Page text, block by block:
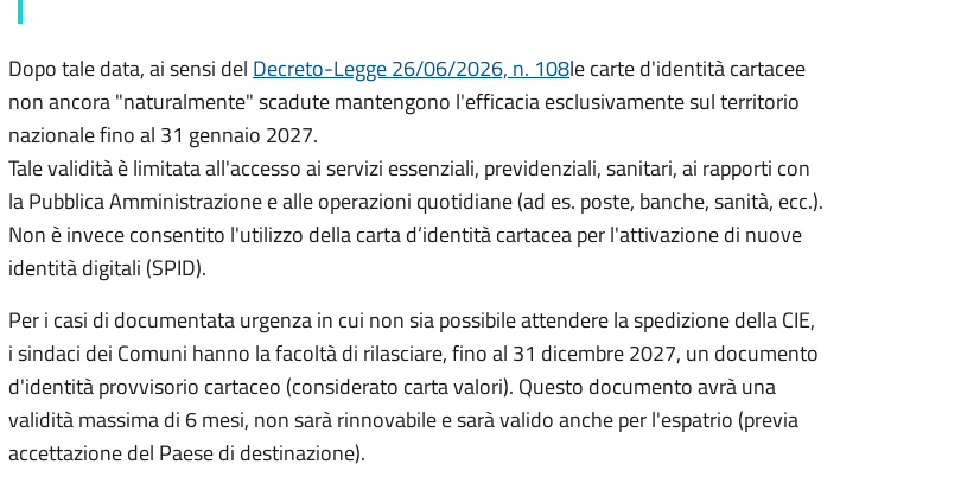
Dopo tale data, ai sensi del Decreto-Legge 26/06/2026, n. 108le carte d'identità cartacee
non ancora "naturalmente" scadute mantengono l'efficacia esclusivamente sul territorio
nazionale fino al 31 gennaio 2027.
Tale validità è limitata all'accesso ai servizi essenziali, previdenziali, sanitari, ai rapporti con
la Pubblica Amministrazione e alle operazioni quotidiane (ad es. poste, banche, sanità, ecc.).
Non è invece consentito l'utilizzo della carta d’identità cartacea per l'attivazione di nuove
identità digitali (SPID).
Per i casi di documentata urgenza in cui non sia possibile attendere la spedizione della CIE,
i sindaci dei Comuni hanno la facoltà di rilasciare, fino al 31 dicembre 2027, un documento
d'identità provvisorio cartaceo (considerato carta valori). Questo documento avrà una
validità massima di 6 mesi, non sarà rinnovabile e sarà valido anche per l'espatrio (previa
accettazione del Paese di destinazione).